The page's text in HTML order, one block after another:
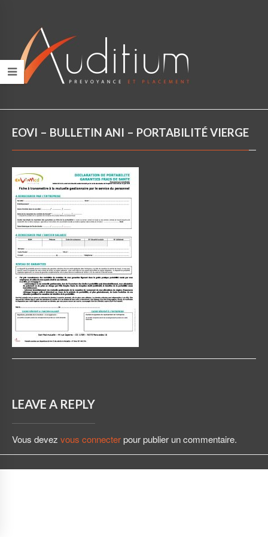
EOVI – BULLETIN ANI – PORTABILITÉ VIERGE
LEAVE A REPLY
Vous devez vous connecterpour publier un commentaire.